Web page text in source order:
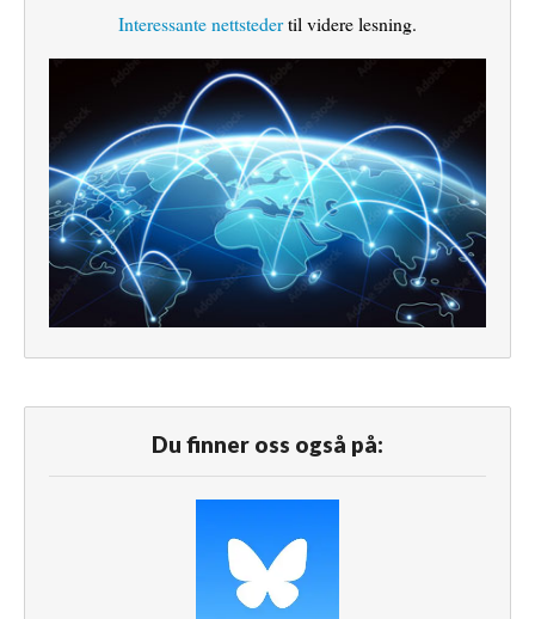
Interessante nettstedertil videre lesning.
Du finner oss også på: